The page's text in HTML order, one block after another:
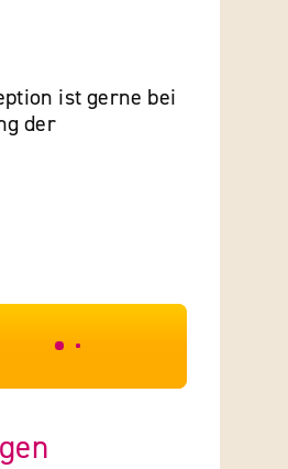
ist gerne bei
der
***************